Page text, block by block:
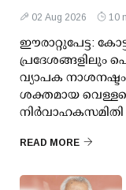
02 Aug 2026 10
ഈരാറ്റുപേട്ട:
പ്രദേശങ്ങളിലും
വ്യാപക
ശക്തമായ
READ MORE